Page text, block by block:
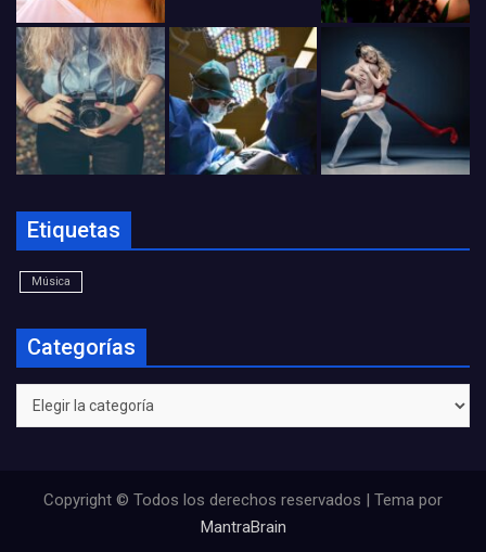
Etiquetas
Música
Categorías
Categorías
Copyright © Todos los derechos reservados | Tema por
MantraBrain